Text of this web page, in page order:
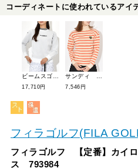
コーディネートに使われているアイ
17,710円 7,546円
フィラゴルフ(FILA
フィラゴルフ 【定番】カイ
ス 793984